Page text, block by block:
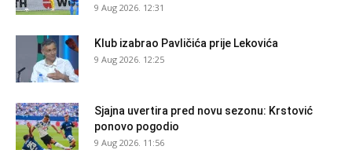
9 Aug 2026. 12:31
Klub izabrao Pavličića prije Lekovića
9 Aug 2026. 12:25
Sjajna uvertira pred novu sezonu: Krstović
ponovo pogodio
9 Aug 2026. 11:56